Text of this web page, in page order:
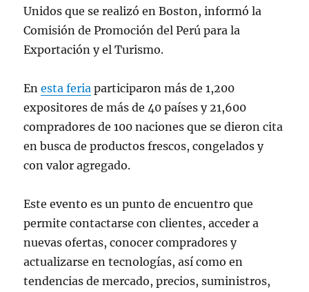
Unidos que se realizó en Boston, informó la
Comisión de Promoción del Perú para la
Exportación y el Turismo.
Enesta feria participaron más de 1,200
expositores de más de 40 países y 21,600
compradores de 100 naciones que se dieron cita
en busca de productos frescos, congelados y
con valor agregado.
Este evento es un punto de encuentro que
permite contactarse con clientes, acceder a
nuevas ofertas, conocer compradores y
actualizarse en tecnologías, así como en
tendencias de mercado, precios, suministros,